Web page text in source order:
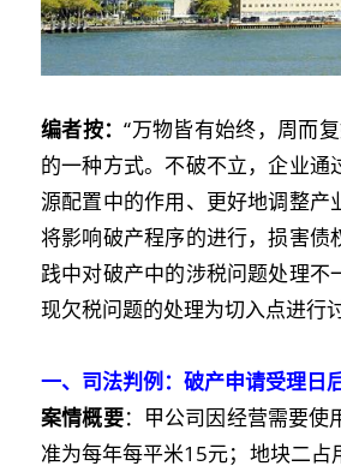
编者按：“万物皆有始终，周而
的一种方式。不破不立，企业
源配置中的作用、更好地调整产
将影响破产程序的进行，损害
践中对破产中的涉税问题处理
现欠税问题的处理为切入点进行
一、 司法判例：破产申请受理日
案情概要：甲公司因经营需要使
准为每年每平米15元；地块二